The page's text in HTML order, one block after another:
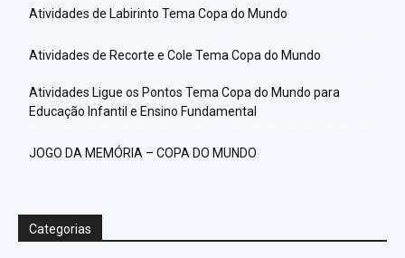
Atividades de Labirinto Tema Copa do Mundo
Atividades de Recorte e Cole Tema Copa do Mundo
Atividades Ligue os Pontos Tema Copa do Mundo para
Educação Infantil e Ensino Fundamental
JOGO DA MEMÓRIA – COPA DO MUNDO
Categorias